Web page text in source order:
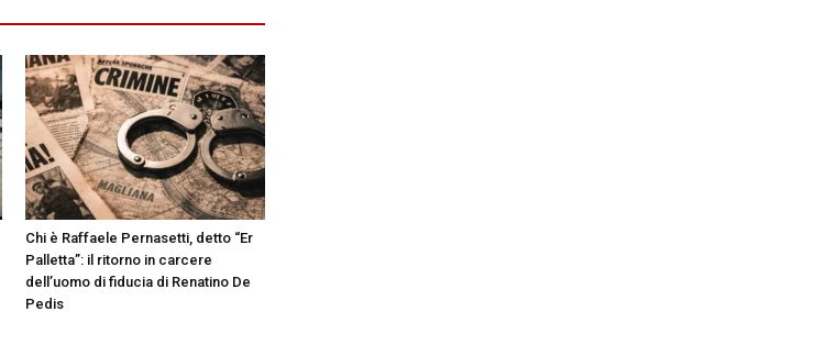
Chi è Raffaele Pernasetti, detto “Er
Palletta”: il ritorno in carcere
dell’uomo di fiducia di Renatino De
Pedis